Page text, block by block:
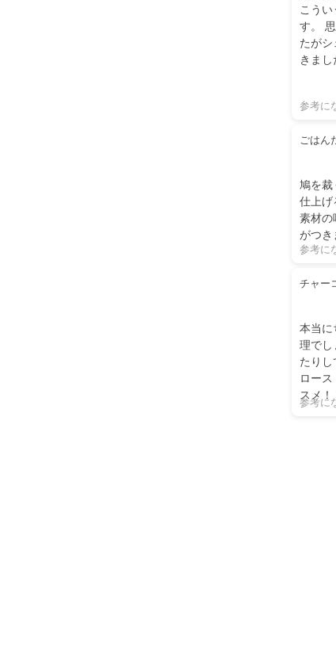
こう
す。
たが
きま
参考に
ごはん
鳩を裁
仕上げ
素材の
がつき
参考に
チャー
本当に
理で
たり
ロー
スメ
参考に